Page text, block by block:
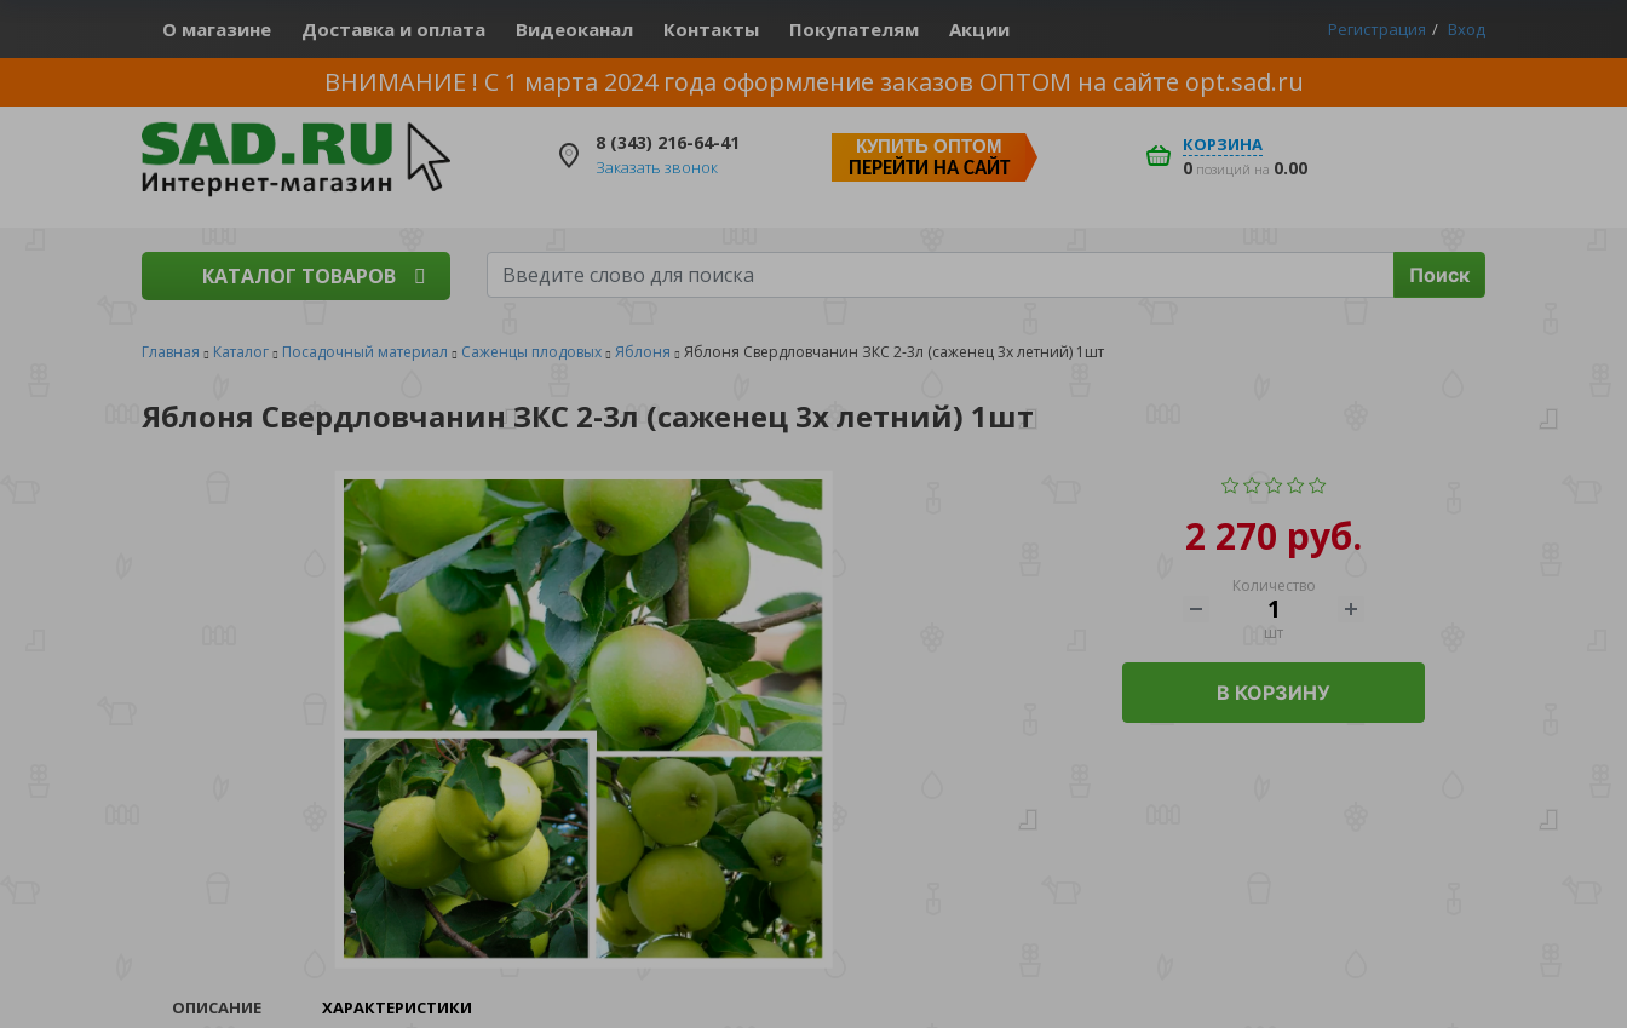
О магазине Доставка и оплата Видеоканал Контакты Покупателям Акции Регистрация Вход
ВНИМАНИЕ ! С 1 марта 2024 года оформление заказов ОПТОМ на сайте opt.sad.ru
8 (343) 216-64-41
Заказать звонок
КУПИТЬ ОПТОМ
ПЕРЕЙТИ НА САЙТ
КОРЗИНА
0 позиций на 0.00
КАТАЛОГ ТОВАРОВ Поиск
Главная Каталог Посадочный материал Саженцы плодовых Яблоня Яблоня Свердловчанин ЗКС 2-3л (саженец 3х летний) 1шт
Яблоня Свердловчанин ЗКС 2-3л (саженец 3х летний) 1шт
2 270 руб.
Количество
шт
В КОРЗИНУ
ОПИСАНИЕ ХАРАКТЕРИСТИКИ